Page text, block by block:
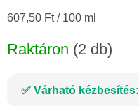
Egységár:
607,50 Ft / 100 ml
Raktáron (2 db)
Várható kézbesítés: